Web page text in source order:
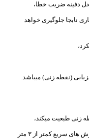
نابجا جلوگیری خواهد
(نقطه زنی) میباشد.
زنی طبعیت میکند،
که با استفاده از لوپ ۵۵ سانتی گرد جهت کاوش های سریع کمتر از ۳ متر